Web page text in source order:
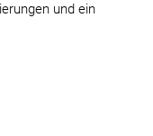
und ein